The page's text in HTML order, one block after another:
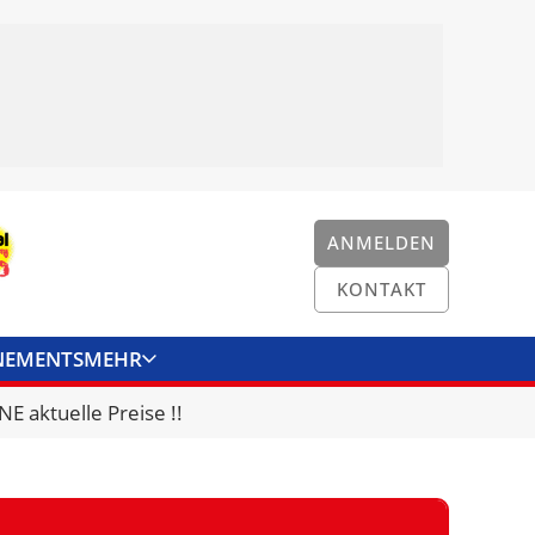
ANMELDEN
KONTAKT
MEHR
KONTAKT
aktuelle Preise !!